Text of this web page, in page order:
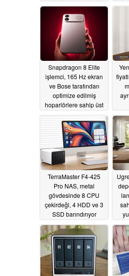
Snapdragon 8 Elite
işlemci, 165 Hz ekran
ve Bose tarafından
optimize edilmiş
hoparlörlere sahip üst
piyasaya sürüldü
07/01/2026
TerraMaster F4-425
Pro NAS, metal
gövdesinde 8 CPU
çekirdeği, 4 HDD ve 3
SSD barındırıyor
06/23/2026